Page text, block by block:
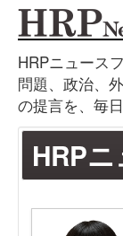
お問い合わせ
幸福の科学
HRPニュース
問題、政治、
の提言を、毎
HRP